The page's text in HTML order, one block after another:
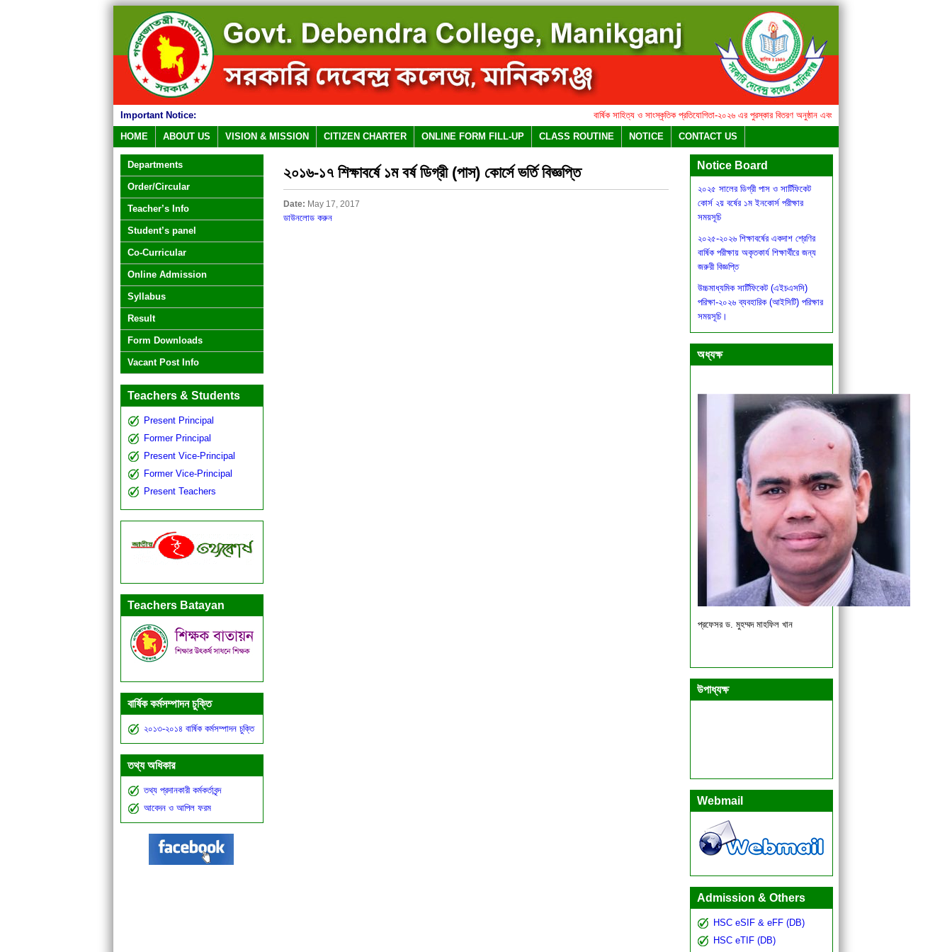
Important Notice: বার্ষিক সাহিত্য ও সাংস্কৃতিক প্রতিযোগিতা-২০২৬ এর পুরস্কার বিতরণ অনুষ্ঠান এবং মিষ্টি উৎসব সংক্রান্ত বিজ্ঞপ্তি
HOME
ABOUT US VISION & MISSION CITIZEN CHARTER ONLINE FORM FILL-UP CLASS ROUTINE NOTICE CONTACT US
Departments
Order/Circular
Teacher’s Info
Student’s panel
Co-Curricular
Online Admission
Syllabus
Result
Form Downloads
Vacant Post Info
Teachers & Students
Present Principal
Former Principal
Present Vice-Principal
Former Vice-Principal
Present Teachers
Teachers Batayan
বার্ষিক কর্মসম্পাদন চুক্তি
২০১৩-২০১৪ বার্ষিক কর্মসম্পাদন চুক্তি
তথ্য অধিকার
তথ্য প্রদানকারী কর্মকর্তাবৃন্দ
আবেদন ও আপিল ফরম
২০১৬-১৭ শিক্ষাবর্ষে ১ম বর্ষ ডিগ্রী (পাস) কোর্সে ভর্তি বিজ্ঞপ্তি
Date: May 17, 2017
ডাউনলোড করুন
Notice Board
বার্ষিক সাহিত্য ও সাংস্কৃতিক
অনুষ্ঠান এবং মিষ্টি উৎসব সংক্রান্ত বিজ্ঞপ্তি
২০২৫ সালের ডিগ্রী পাস ও সার্টিফিকেট
কোর্স ২য় বর্ষের ১ম ইনকোর্স পরীক্ষার
সময়সূচি
বার্ষিক পরীক্ষায় অকৃতকার্য শিক্ষার্থীরে জন্য
জরুরী বিজ্ঞপ্তি
পরিক্ষা-২০২৬ ব্যবহারিক (আইসিটি) পরিক্ষার
সময়সূচি।
বিজ্ঞপ্তি।
অধ্যক্ষ
প্রফেসর ড. মুহম্মদ মাহফিল খান
উপাধ্যক্ষ
Webmail
Admission & Others
HSC eSIF & eFF (DB)
HSC eTIF (DB)